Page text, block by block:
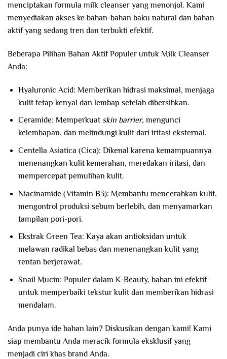
menciptakan formula milk cleanser yang menonjol. Kami
menyediakan akses ke bahan-bahan baku natural dan bahan
aktif yang sedang tren dan terbukti efektif.
Beberapa Pilihan Bahan Aktif Populer untuk Milk Cleanser
Anda:
Hyaluronic Acid: Memberikan hidrasi maksimal, menjaga
kulit tetap kenyal dan lembap setelah dibersihkan.
Ceramide: Memperkuat skin barrier, mengunci
kelembapan, dan melindungi kulit dari iritasi eksternal.
Centella Asiatica (Cica): Dikenal karena kemampuannya
menenangkan kulit kemerahan, meredakan iritasi, dan
mempercepat pemulihan kulit.
Niacinamide (Vitamin B3): Membantu mencerahkan kulit,
mengontrol produksi sebum berlebih, dan menyamarkan
tampilan pori-pori.
Ekstrak Green Tea: Kaya akan antioksidan untuk
melawan radikal bebas dan menenangkan kulit yang
rentan berjerawat.
Snail Mucin: Populer dalam K-Beauty, bahan ini efektif
untuk memperbaiki tekstur kulit dan memberikan hidrasi
mendalam.
Anda punya ide bahan lain? Diskusikan dengan kami! Kami
siap membantu Anda meracik formula eksklusif yang
menjadi ciri khas brand Anda.